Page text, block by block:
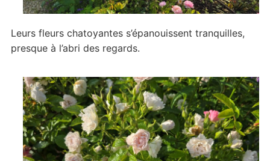
Leurs fleurs chatoyantes s’épanouissent tranquilles,
presque à l’abri des regards.